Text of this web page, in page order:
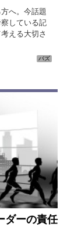
へ。今話題
している記
える大切さ
バズ
ダーの責任